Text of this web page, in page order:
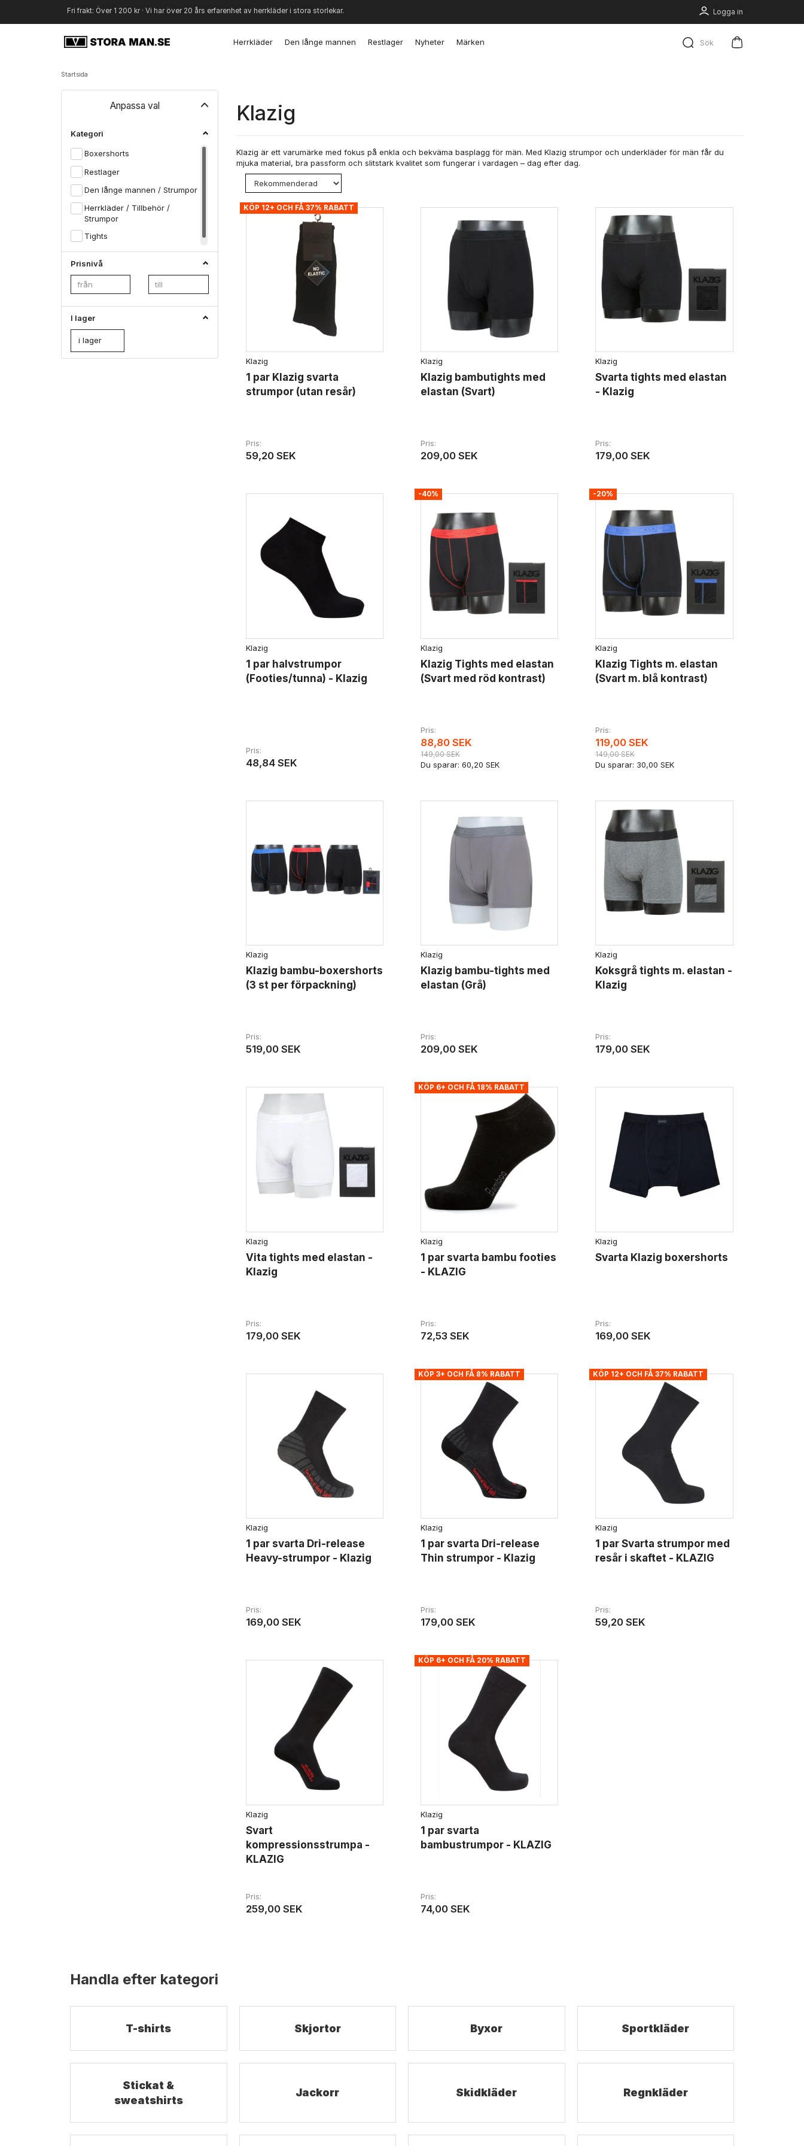
Logga in
Fri frakt: Över 1 200 kr · Vi har över 20 års erfarenhet av herrkläder i stora storlekar.
Sök
Herrkläder Den långe mannen Restlager Nyheter Märken
Startsida
Anpassa val
filtret
Kategori
Boxershorts
Restlager
Den långe mannen / Strumpor
Herrkläder / Tillbehör /
Strumpor
Tights
Prisnivå
I lager
i lager
Klazig
Klazig är ett varumärke med fokus på enkla och bekväma basplagg för män. Med Klazig strumpor och underkläder för män får du
mjuka material, bra passform och slitstark kvalitet som fungerar i vardagen – dag efter dag.
KÖP 12+ OCH FÅ 37% RABATT
Klazig
1 par Klazig svarta
strumpor (utan resår)
Pris
59,20 SEK
Klazig
Klazig bambutights med
elastan (Svart)
Pris
209,00 SEK
Klazig
Svarta tights med elastan
- Klazig
Pris
179,00 SEK
Klazig
1 par halvstrumpor
(Footies/tunna) - Klazig
Pris
48,84 SEK
-40%
Klazig
Klazig Tights med elastan
(Svart med röd kontrast)
Pris
88,80 SEK
149,00 SEK
Du sparar: 60,20 SEK
-20%
Klazig
Klazig Tights m. elastan
(Svart m. blå kontrast)
Pris
119,00 SEK
149,00 SEK
Du sparar: 30,00 SEK
Klazig
Klazig bambu-boxershorts
(3 st per förpackning)
Pris
519,00 SEK
Klazig
Klazig bambu-tights med
elastan (Grå)
Pris
209,00 SEK
Klazig
Koksgrå tights m. elastan -
Klazig
Pris
179,00 SEK
Klazig
Vita tights med elastan -
Klazig
Pris
179,00 SEK
KÖP 6+ OCH FÅ 18% RABATT
Klazig
1 par svarta bambu footies
- KLAZIG
Pris
72,53 SEK
Klazig
Svarta Klazig boxershorts
Pris
169,00 SEK
Klazig
1 par svarta Dri-release
Heavy-strumpor - Klazig
Pris
169,00 SEK
KÖP 3+ OCH FÅ 8% RABATT
Klazig
1 par svarta Dri-release
Thin strumpor - Klazig
Pris
179,00 SEK
KÖP 12+ OCH FÅ 37% RABATT
Klazig
1 par Svarta strumpor med
resår i skaftet - KLAZIG
Pris
59,20 SEK
Klazig
Svart
kompressionsstrumpa -
KLAZIG
Pris
259,00 SEK
KÖP 6+ OCH FÅ 20% RABATT
Klazig
1 par svarta
bambustrumpor - KLAZIG
Pris
74,00 SEK
Handla efter kategori
T-shirts Skjortor Byxor Sportkläder
Stickat &
sweatshirts
Jackorr Skidkläder Regnkläder